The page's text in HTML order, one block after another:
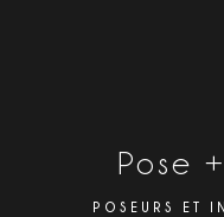
Pose
POSEURS ET